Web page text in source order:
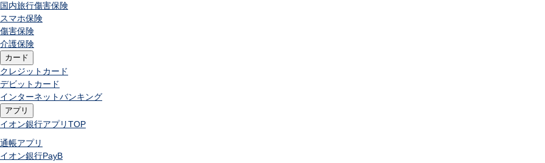
国内旅行傷害保険
スマホ保険
傷害保険
介護保険
カード
クレジットカード
デビットカード
インターネットバンキング
アプリ
イオン銀行アプリTOP
通帳アプリ
イオン銀行PayB